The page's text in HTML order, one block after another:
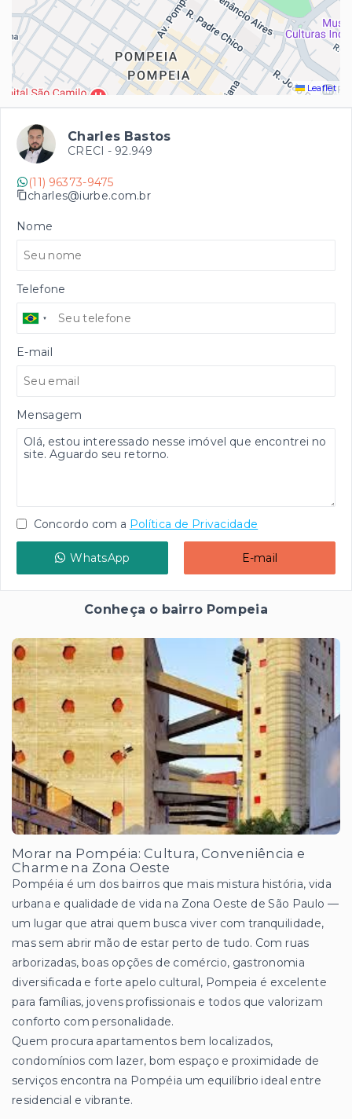
Leaflet
Charles Bastos
CRECI - 92.949
(11) 96373-9475
charles@iurbe.com.br
Nome
Telefone
E-mail
Mensagem
Concordo com a Política de Privacidade
WhatsApp E-mail
Conheça o bairro Pompeia
Morar na Pompéia: Cultura, Conveniência e
Charme na Zona Oeste
Pompéia é um dos bairros que mais mistura história, vida
urbana e qualidade de vida na Zona Oeste de São Paulo —
um lugar que atrai quem busca viver com tranquilidade,
mas sem abrir mão de estar perto de tudo. Com ruas
arborizadas, boas opções de comércio, gastronomia
diversificada e forte apelo cultural, Pompeia é excelente
para famílias, jovens profissionais e todos que valorizam
conforto com personalidade.
Quem procura apartamentos bem localizados,
condomínios com lazer, bom espaço e proximidade de
serviços encontra na Pompéia um equilíbrio ideal entre
residencial e vibrante.